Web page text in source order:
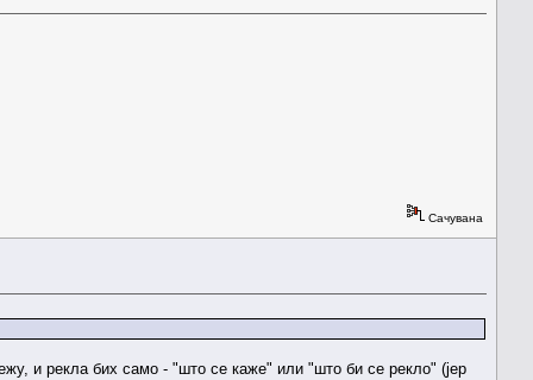
Сачувана
и рекла бих само - "што се каже" или "што би се рекло" (јер